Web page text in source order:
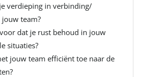
verdieping in verbinding/
team?
dat je rust behoud in jouw
situaties?
jouw team efficiënt toe naar de